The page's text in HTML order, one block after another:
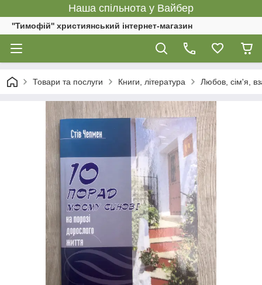
Наша спільнота у Вайбер
''Тимофій'' християнський інтернет-магазин
Товари та послуги Книги, література Любов, сім'я,